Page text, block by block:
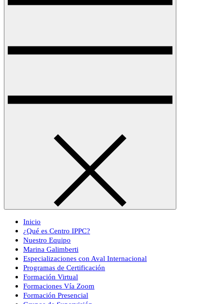
Inicio
¿Qué es Centro IPPC?
Nuestro Equipo
Marina Galimberti
Especializaciones con Aval Internacional
Programas de Certificación
Formación Virtual
Formaciones Vía Zoom
Formación Presencial